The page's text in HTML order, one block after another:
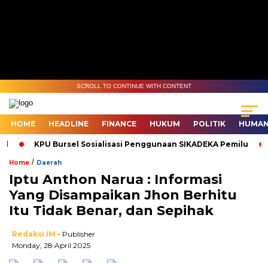
SCROLL TO CONTINUE WITH CONTENT
HOME HEADLINE FINANCE HUKUM POLITIK
KPU Bursel Sosialisasi Penggunaan SIKADEKA Pemilu
Home / Daerah
Iptu Anthon Narua : Informasi
Yang Disampaikan Jhon Berhitu
Itu Tidak Benar, dan Sepihak
Redaksi IM - Publisher
Monday, 28 April 2025